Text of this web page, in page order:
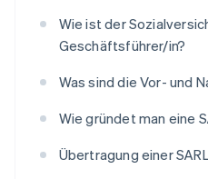
Wie ist der
Geschäftsführer/in?
Was sind die Vor- und
Wie gründet man eine
Übertragung einer